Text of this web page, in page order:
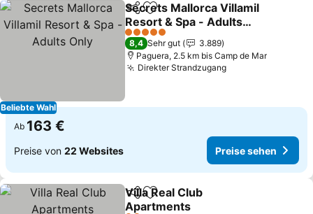
Beliebte Wahl
TeilenZu Favoriten hinzufügen
Secrets Mallorca Villamil
Resort & Spa - Adults
Only
5 Sterne
8,4 Sehr gut
3.889
Paguera, 2.5 km bis Camp de Mar
Direkter Strandzugang
Ab 163 €
Preise von 22 Websites Preise sehen
TeilenZu Favoriten hinzufügen
Villa Real Club
Apartments